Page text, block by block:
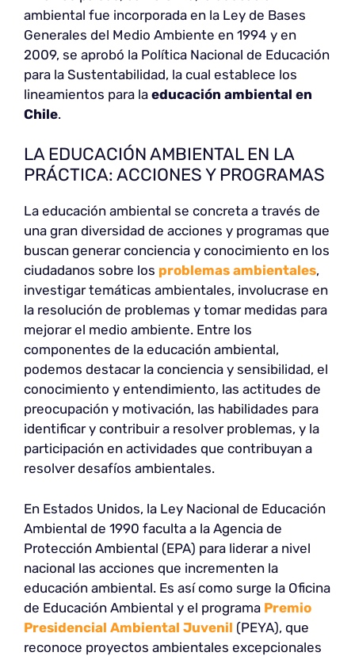
ambiental fue incorporada en la Ley de Bases
Generales del Medio Ambiente en 1994 y en
2009, se aprobó la Política Nacional de Educación
para la Sustentabilidad, la cual establece los
lineamientos para la educación ambiental en
Chile.
LA EDUCACIÓN AMBIENTAL EN LA
PRÁCTICA: ACCIONES Y PROGRAMAS
La educación ambiental se concreta a través de
una gran diversidad de acciones y programas que
buscan generar conciencia y conocimiento en los
ciudadanos sobre los problemas ambientales,
investigar temáticas ambientales, involucrase en
la resolución de problemas y tomar medidas para
mejorar el medio ambiente. Entre los
componentes de la educación ambiental,
podemos destacar la conciencia y sensibilidad, el
conocimiento y entendimiento, las actitudes de
preocupación y motivación, las habilidades para
identificar y contribuir a resolver problemas, y la
participación en actividades que contribuyan a
resolver desafíos ambientales.
En Estados Unidos, la Ley Nacional de Educación
Ambiental de 1990 faculta a la Agencia de
Protección Ambiental (EPA) para liderar a nivel
nacional las acciones que incrementen la
educación ambiental. Es así como surge la Oficina
de Educación Ambiental y el programa Premio
Presidencial Ambiental Juvenil (PEYA), que
reconoce proyectos ambientales excepcionales